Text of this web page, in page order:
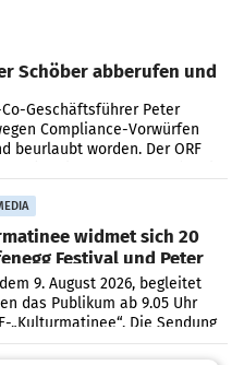
Schöber abberufen und
Co-Geschäftsführer Peter
Compliance-Vorwürfen
beurlaubt worden. Der ORF
widmet sich 20
Festival und Peter
9. August 2026, begleitet
das Publikum ab 9.05 Uhr
„Kulturmatinee“. Die Sendung
Dokumentation „20 Jahre